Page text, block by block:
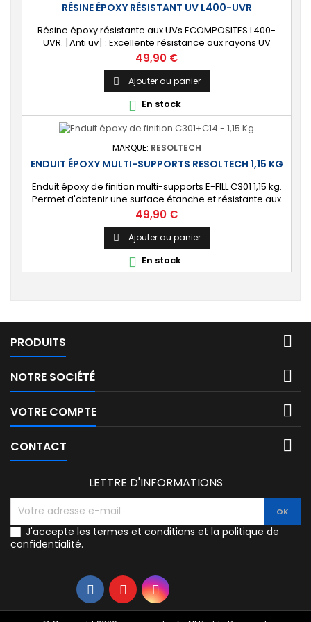
RÉSINE ÉPOXY RÉSISTANT UV L400-UVR
Résine époxy résistante aux UVs ECOMPOSITES L400-
UVR. [Anti uv] : Excellente résistance aux rayons UV
(stabilisée HALS anti jaunissement). [Universelle] :
Convient pour utilisation avec fibre de verre et tissu,
mastic, colle, coulée d'1 cm. Bi-composant livré avec son
durcisseur.
Prix
49,90 €
 Ajouter au panier
 En stock
MARQUE: RESOLTECH
ENDUIT ÉPOXY MULTI-SUPPORTS RESOLTECH 1,15 KG
Enduit époxy de finition multi-supports E-FILL C301 1,15 kg.
Permet d'obtenir une surface étanche et résistante aux
chocs. Idéal pour le traitement préventif ou curatif de
l’osmose et de la corrosion. [Polyvalent] Très bonne
accroche sur la plupart des surfaces : bois, aluminium,
acier, béton, polyester, époxy, etc. Compatible avec tout
type de peinture...
Prix
49,90 €
 Ajouter au panier
 En stock
PRODUITS 
NOTRE SOCIÉTÉ 
VOTRE COMPTE 
CONTACT 
LETTRE D'INFORMATIONS
J'accepte les termes et conditions et la politique de
confidentialité.